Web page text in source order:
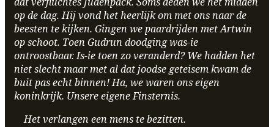
op de dag. Hij vond het heerlijk om met ons naar de
beesten te kijken. Gingen we paardrijden met Artwin
op schoot. Toen Gudrun doodging was-ie
ontroostbaar. Is-ie toen zo veranderd? We hadden het
niet slecht maar met al dat joodse geteisem kwam de
buit pas echt binnen! Ha, we waren ons eigen
koninkrijk. Unsere eigene Finsternis.
Het verlangen een mens te bezitten.